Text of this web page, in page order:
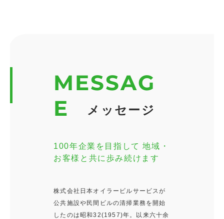
MESSAG
E
メッセージ
100年企業を目指して 地域・
お客様と共に歩み続けます
株式会社日本オイラービルサービスが
公共施設や民間ビルの清掃業務を開始
したのは昭和32(1957)年。以来六十余